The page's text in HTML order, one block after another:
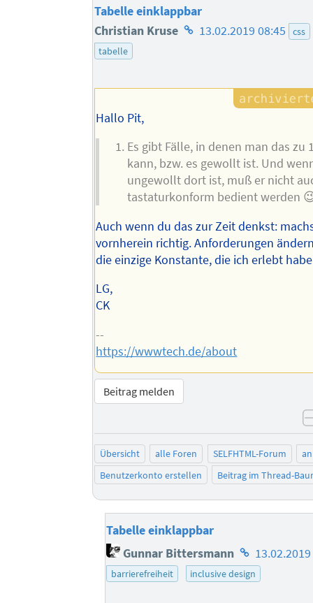
Tabelle einklappbar
Christian Kruse Homepage
13.02.2019 08:45
css
tabelle
Hallo Pit,
Es gibt Fälle, in denen man das zu
kann, bzw. es gewollt ist. Und
ungewollt dort ist, muß er nicht
tastaturkonform bedient werden
Auch wenn du das zur Zeit denkst:
vornherein richtig. Anforderungen
die einzige Konstante, die ich erlebt
LG,
CK
--
https://wwwtech.de/about
Beitrag melden
Übersicht alle Foren SELFHTML-Forum
Benutzerkonto erstellen
Beitrag im Thread-
Tabelle einklappbar
Gunnar Bittersmann Homepage
des
barrierefreiheit inclusive design